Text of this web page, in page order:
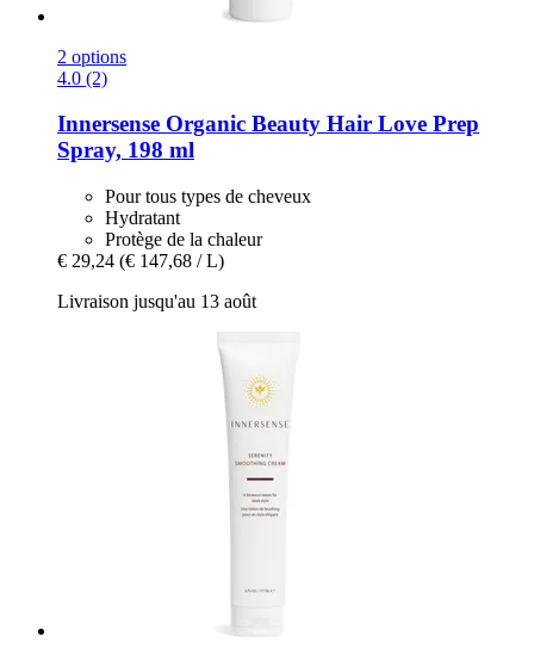
2 options
4.0 (2)
Innersense Organic Beauty Hair Love Prep
Spray, 198 ml
Pour tous types de cheveux
Hydratant
Protège de la chaleur
€ 29,24 (€ 147,68 / L)
Livraison jusqu'au 13 août